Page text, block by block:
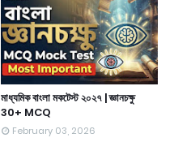
মাধ্যমিক বাংলা মকটেস্ট ২০২৭ | জ্ঞানচক্ষু
30+ MCQ
February 03, 2026